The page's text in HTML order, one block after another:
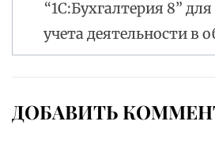
“1С:Бухгалтерия 8”
учета деятельности в
ДОБАВИТЬ